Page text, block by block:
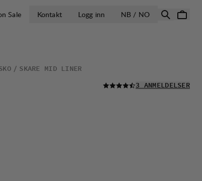
Sale Kontakt Logg inn NB / NOÅPNE VELG
SKARE MID LINER
LES ALLE
3 ANMELDELSER